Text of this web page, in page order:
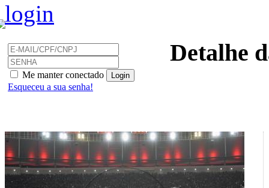
login
Me manter conectado
Esqueceu a sua senha!
Detalhe